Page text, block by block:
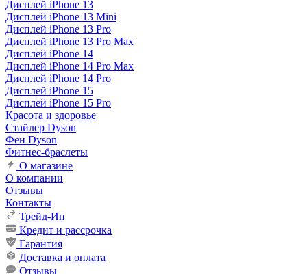
Дисплей iPhone 13
Дисплей iPhone 13 Mini
Дисплей iPhone 13 Pro
Дисплей iPhone 13 Pro Max
Дисплей iPhone 14
Дисплей iPhone 14 Pro Max
Дисплей iPhone 14 Pro
Дисплей iPhone 15
Дисплей iPhone 15 Pro
Красота и здоровье
Стайлер Dyson
Фен Dyson
Фитнес-браслеты
О магазине
О компании
Отзывы
Контакты
Трейд-Ин
Кредит и рассрочка
Гарантия
Доставка и оплата
Отзывы